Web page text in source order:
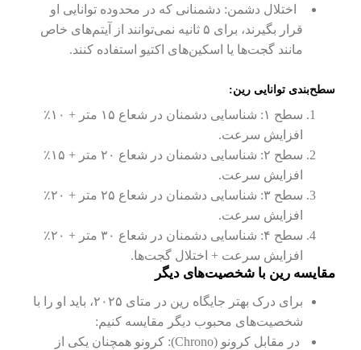
اختلال دشمن: دشمنانی که در محدوده توانایی او
قرار بگیرند، برای ۵ ثانیه نمی‌توانند از آیتم‌های خاص
مانند گجت‌ها یا اسکین‌های اکتیو استفاده کنند.
سطح‌بندی توانایی رین:
سطح ۱: شناسایی دشمنان در شعاع ۱۵ متر + ۱۰٪
افزایش سرعت.
سطح ۲: شناسایی دشمنان در شعاع ۲۰ متر + ۱۵٪
افزایش سرعت.
سطح ۳: شناسایی دشمنان در شعاع ۲۵ متر + ۲۰٪
افزایش سرعت.
سطح ۴: شناسایی دشمنان در شعاع ۳۰ متر + ۲۰٪
افزایش سرعت + اختلال گجت‌ها.
مقایسه رین با شخصیت‌های دیگر
برای درک بهتر جایگاه رین در متای ۲۰۲۵، باید او را با
شخصیت‌های محبوب دیگر مقایسه کنیم:
در مقابل کرونو (Chrono): کرونو همچنان یکی از